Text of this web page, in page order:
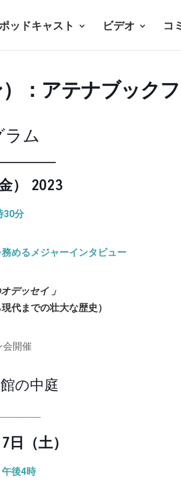
ッドキャスト ビデオ コ
：アテナブック
ラム
） 2023
30分
めるメジャーインタビュー
オデッセイ 」
代までの壮大な歴史）
開催
の中庭
日（土）
後4時